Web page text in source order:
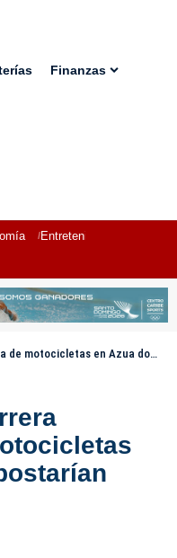
Finanzas
Entretenimiento
en Azua donde apostarían RD$1 millón